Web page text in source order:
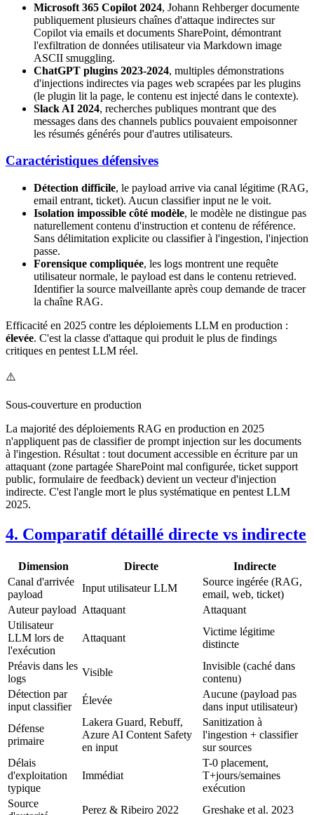
Microsoft 365 Copilot 2024, Johann Rehberger documente
publiquement plusieurs chaînes d'attaque indirectes sur
Copilot via emails et documents SharePoint, démontrant
l'exfiltration de données utilisateur via Markdown image
ASCII smuggling.
ChatGPT plugins 2023-2024, multiples démonstrations
d'injections indirectes via pages web scrapées par les plugins
(le plugin lit la page, le contenu est injecté dans le contexte).
Slack AI 2024, recherches publiques montrant que des
messages dans des channels publics pouvaient empoisonner
les résumés générés pour d'autres utilisateurs.
Caractéristiques défensives
Détection difficile, le payload arrive via canal légitime (RAG,
email entrant, ticket). Aucun classifier input ne le voit.
Isolation impossible côté modèle, le modèle ne distingue pas
naturellement contenu d'instruction et contenu de référence.
Sans délimitation explicite ou classifier à l'ingestion, l'injection
passe.
Forensique compliquée, les logs montrent une requête
utilisateur normale, le payload est dans le contenu retrieved.
Identifier la source malveillante après coup demande de tracer
la chaîne RAG.
Efficacité en 2025 contre les déploiements LLM en production :
élevée. C'est la classe d'attaque qui produit le plus de findings
critiques en pentest LLM réel.
⚠️
Sous-couverture en production
La majorité des déploiements RAG en production en 2025
n'appliquent pas de classifier de prompt injection sur les documents
à l'ingestion. Résultat : tout document accessible en écriture par un
attaquant (zone partagée SharePoint mal configurée, ticket support
public, formulaire de feedback) devient un vecteur d'injection
indirecte. C'est l'angle mort le plus systématique en pentest LLM
2025.
4. Comparatif détaillé directe vs indirecte
Dimension Directe
Indirecte
Canal d'arrivée
payload
Input utilisateur LLM
Source ingérée (RAG,
email, web, ticket)
Auteur payload Attaquant
Attaquant
Utilisateur
LLM lors de
l'exécution
Attaquant
Victime légitime
distincte
Préavis dans les
logs
Visible
Invisible (caché dans
contenu)
Détection par
input classifier
Élevée
Aucune (payload pas
dans input utilisateur)
Défense
primaire
Lakera Guard, Rebuff,
Azure AI Content Safety
en input
Sanitization à
l'ingestion + classifier
sur sources
Délais
d'exploitation
typique
Immédiat
T-0 placement,
T+jours/semaines
exécution
Source
Perez & Ribeiro 2022 Greshake et al. 2023